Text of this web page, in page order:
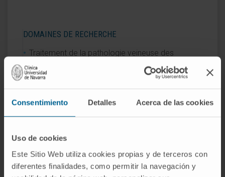
Consentimiento Detalles Acerca de las cookies
Uso de cookies
Este Sitio Web utiliza cookies propias y de terceros con
diferentes finalidades, como permitir la navegación y
DOMAINES DE RECHERCHE
Traitement de la pathologie veineuse des
membres inférieurs par ablation chimique
endoluminale échoguidée avec micro-mousse
de polidocanol pauvre en azote, avec la
mousse et la technique d’application spécifique
DOMAINES D'INTÉRÊT
Insuffisance veineuse chronique, ulcères et